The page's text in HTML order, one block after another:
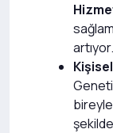
artıyor.